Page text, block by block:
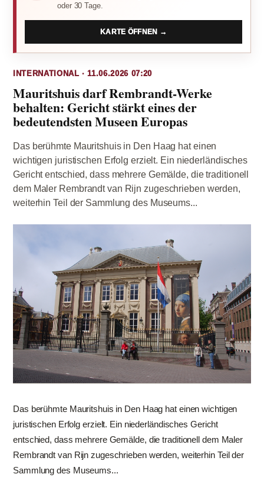
oder 30 Tage.
KARTE ÖFFNEN →
INTERNATIONAL · 11.06.2026 07:20
Mauritshuis darf Rembrandt-Werke
behalten: Gericht stärkt eines der
bedeutendsten Museen Europas
Das berühmte Mauritshuis in Den Haag hat einen
wichtigen juristischen Erfolg erzielt. Ein niederländisches
Gericht entschied, dass mehrere Gemälde, die traditionell
dem Maler Rembrandt van Rijn zugeschrieben werden,
weiterhin Teil der Sammlung des Museums...
Das berühmte Mauritshuis in Den Haag hat einen wichtigen
juristischen Erfolg erzielt. Ein niederländisches Gericht
entschied, dass mehrere Gemälde, die traditionell dem Maler
Rembrandt van Rijn zugeschrieben werden, weiterhin Teil der
Sammlung des Museums...